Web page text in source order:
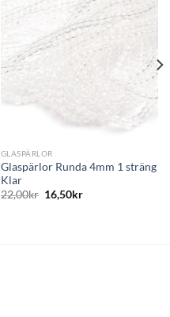
till i
önskelistan
GLASPÄRLOR
Glaspärlor Runda 4mm 1 sträng
Klar
22,00kr 16,50kr